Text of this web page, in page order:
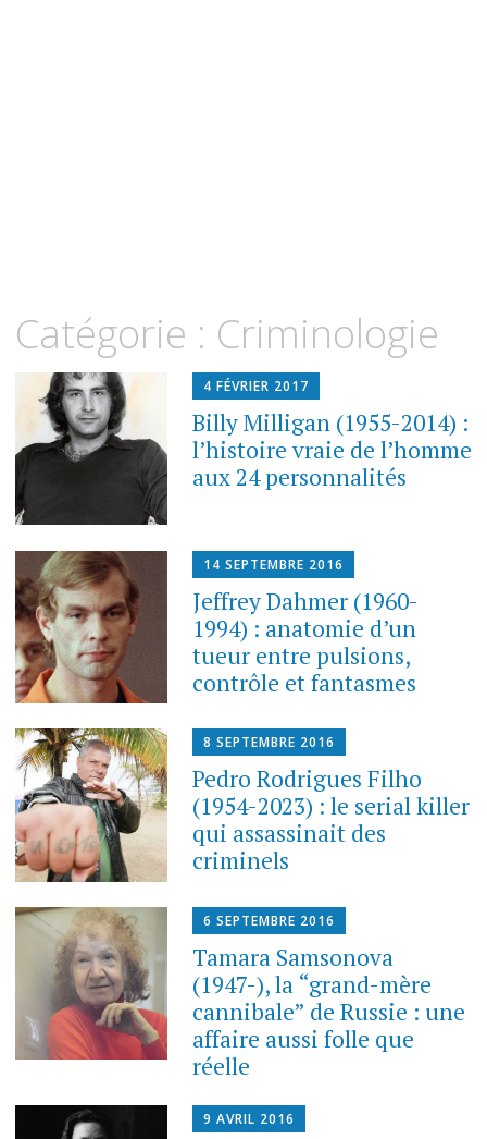
Catégorie : Criminologie
4 FÉVRIER 2017
Billy Milligan (1955-2014) :
l’histoire vraie de l’homme
aux 24 personnalités
14 SEPTEMBRE 2016
Jeffrey Dahmer (1960-
1994) : anatomie d’un
tueur entre pulsions,
contrôle et fantasmes
8 SEPTEMBRE 2016
Pedro Rodrigues Filho
(1954-2023) : le serial killer
qui assassinait des
criminels
6 SEPTEMBRE 2016
Tamara Samsonova
(1947-), la “grand-mère
cannibale” de Russie : une
affaire aussi folle que
réelle
9 AVRIL 2016